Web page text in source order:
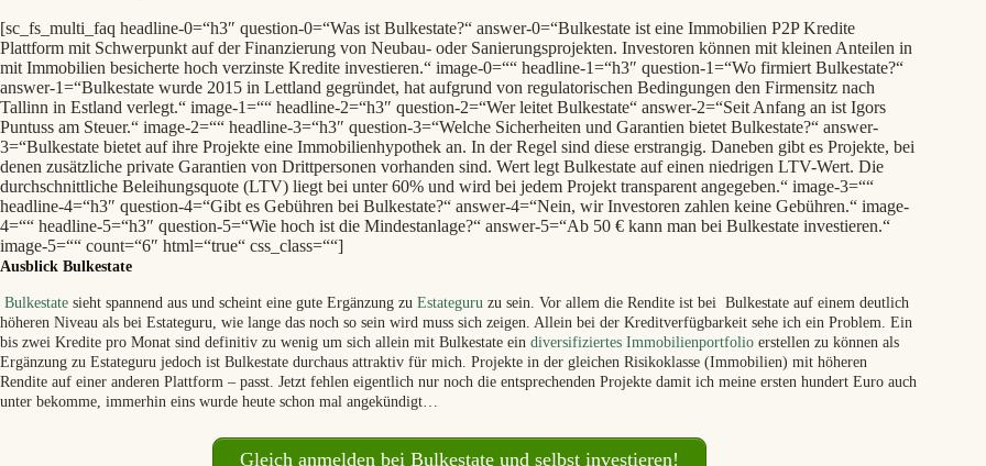
[sc_fs_multi_faq headline-0=“h3″ question-0=“Was ist Bulkestate?“ answer-0=“Bulkestate ist eine Immobilien P2P Kredite
Plattform mit Schwerpunkt auf der Finanzierung von Neubau- oder Sanierungsprojekten. Investoren können mit kleinen Anteilen in
mit Immobilien besicherte hoch verzinste Kredite investieren.“ image-0=““ headline-1=“h3″ question-1=“Wo firmiert Bulkestate?“
answer-1=“Bulkestate wurde 2015 in Lettland gegründet, hat aufgrund von regulatorischen Bedingungen den Firmensitz nach
Tallinn in Estland verlegt.“ image-1=““ headline-2=“h3″ question-2=“Wer leitet Bulkestate“ answer-2=“Seit Anfang an ist Igors
Puntuss am Steuer.“ image-2=““ headline-3=“h3″ question-3=“Welche Sicherheiten und Garantien bietet Bulkestate?“ answer-
3=“Bulkestate bietet auf ihre Projekte eine Immobilienhypothek an. In der Regel sind diese erstrangig. Daneben gibt es Projekte, bei
denen zusätzliche private Garantien von Drittpersonen vorhanden sind. Wert legt Bulkestate auf einen niedrigen LTV-Wert. Die
durchschnittliche Beleihungsquote (LTV) liegt bei unter 60% und wird bei jedem Projekt transparent angegeben.“ image-3=““
headline-4=“h3″ question-4=“Gibt es Gebühren bei Bulkestate?“ answer-4=“Nein, wir Investoren zahlen keine Gebühren.“ image-
4=““ headline-5=“h3″ question-5=“Wie hoch ist die Mindestanlage?“ answer-5=“Ab 50 € kann man bei Bulkestate investieren.“
image-5=““ count=“6″ html=“true“ css_class=““]
Ausblick Bulkestate
Bulkestate sieht spannend aus und scheint eine gute Ergänzung zu Estateguru zu sein. Vor allem die Rendite ist bei Bulkestate auf einem deutlich
höheren Niveau als bei Estateguru, wie lange das noch so sein wird muss sich zeigen. Allein bei der Kreditverfügbarkeit sehe ich ein Problem. Ein
bis zwei Kredite pro Monat sind definitiv zu wenig um sich allein mit Bulkestate ein diversifiziertes Immobilienportfolio erstellen zu können als
Ergänzung zu Estateguru jedoch ist Bulkestate durchaus attraktiv für mich. Projekte in der gleichen Risikoklasse (Immobilien) mit höheren
Rendite auf einer anderen Plattform – passt. Jetzt fehlen eigentlich nur noch die entsprechenden Projekte damit ich meine ersten hundert Euro auch
unter bekomme, immerhin eins wurde heute schon mal angekündigt…
Gleich anmelden bei Bulkestate und selbst investieren!